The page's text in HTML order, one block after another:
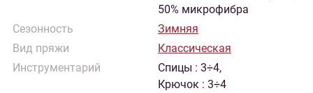
50% микрофибра
Сезонность
Зимняя
Вид пряжи
Классическая
Инструментарий
Спицы : 3÷4,
Крючок : 3÷4